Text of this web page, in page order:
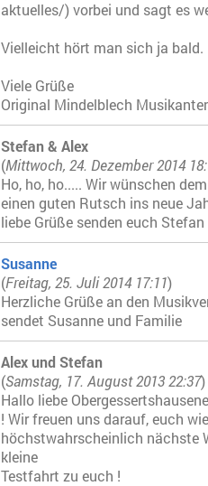
aktuelles/) vorbei und sagt es
Vielleicht hört man sich ja bald.
Viele Grüße
Original Mindelblech
Stefan & Alex
(Mittwoch, 24. Dezember 2014
Ho, ho, ho..... Wir wünschen
einen guten Rutsch ins neue
liebe Grüße senden euch
Susanne
(Freitag, 25. Juli 2014 17:11)
Herzliche Grüße an den
sendet Susanne und Familie
Alex und Stefan
(Samstag, 17. August 2013 22:37)
Hallo liebe
! Wir freuen uns darauf, euch
höchstwahrscheinlich nächste
kleine
Testfahrt zu euch !